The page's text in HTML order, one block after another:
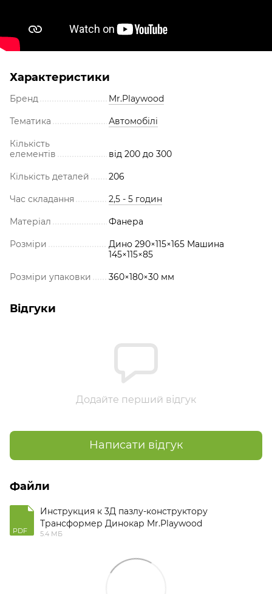
Характеристики
Бренд Mr.Playwood
Тематика Автомобілі
Кількість
елементів
від 200 до 300
Кількість деталей 206
Час складання 2,5 - 5 годин
Матеріал Фанера
Розміри
Дино 290×115×165 Машина
145×115×85
Розміри упаковки 360×180×30 мм
Відгуки
Додайте перший відгук
Написати відгук
Файли
PDF
Инструкция к 3Д пазлу-конструктору
Трансформер Динокар Mr.Playwood
5.4 МБ